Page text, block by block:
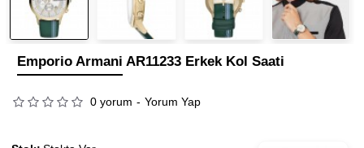
Emporio Armani AR11233 Erkek Kol Saati
0 yorum - Yorum Yap